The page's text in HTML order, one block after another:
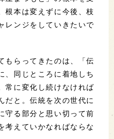
根本は変えずに今後、枝
レンジをしていきたいで
もらってきたのは、「伝
、同じところに着地しち
常に変化し続けなければ
だと。伝統を次の世代に
守る部分と思い切って前
考えていかなればならな